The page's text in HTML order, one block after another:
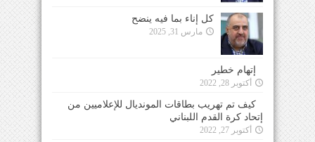
كل إناء بما فيه ينضح
مارس 31, 2025
إتهام خطير
أكتوبر 28, 2022
كيف تم تهريب بطاقات المونديال للإعلاميين من
إتحاد كرة القدم اللبناني
أكتوبر 27, 2022